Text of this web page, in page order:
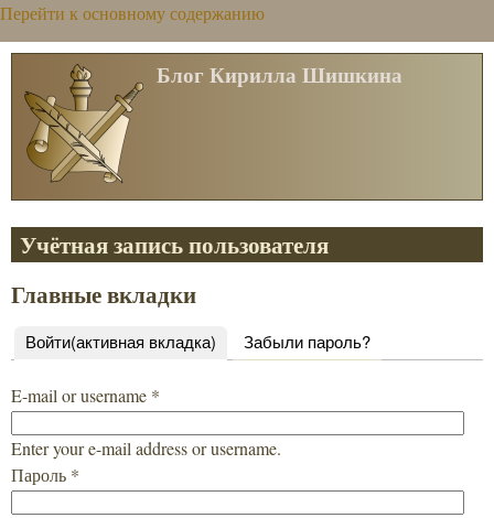
Перейти к основному содержанию
Блог Кирилла Шишкина
Учётная запись пользователя
Главные вкладки
Войти(активная вкладка) Забыли пароль?
E-mail or username *
Enter your e-mail address or username.
Пароль *